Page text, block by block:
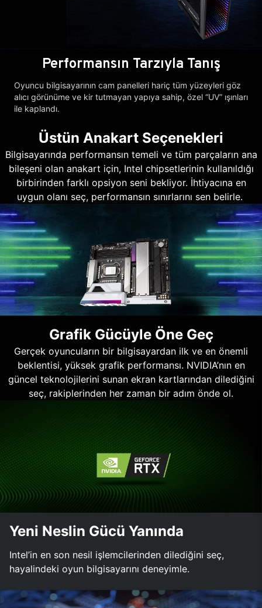
Performansın Tarzıyla Tanış
Oyuncu bilgisayarının cam panelleri hariç tüm yüzeyleri göz
alıcı görünüme ve kir tutmayan yapıya sahip, özel “UV” ışınları
ile kaplandı.
Üstün Anakart Seçenekleri
Bilgisayarında performansın temeli ve tüm parçaların ana
bileşeni olan anakart için, Intel chipsetlerinin kullanıldığı
birbirinden farklı opsiyon seni bekliyor. İhtiyacına en
uygun olanı seç, performansın sınırlarını sen belirle.
Grafik Gücüyle Öne Geç
Gerçek oyuncuların bir bilgisayardan ilk ve en önemli
beklentisi, yüksek grafik performansı. NVIDIA’nın en
güncel teknolojilerini sunan ekran kartlarından dilediğini
seç, rakiplerinden her zaman bir adım önde ol.
Yeni Neslin Gücü Yanında
Intel’in en son nesil işlemcilerinden dilediğini seç,
hayalindeki oyun bilgisayarını deneyimle.